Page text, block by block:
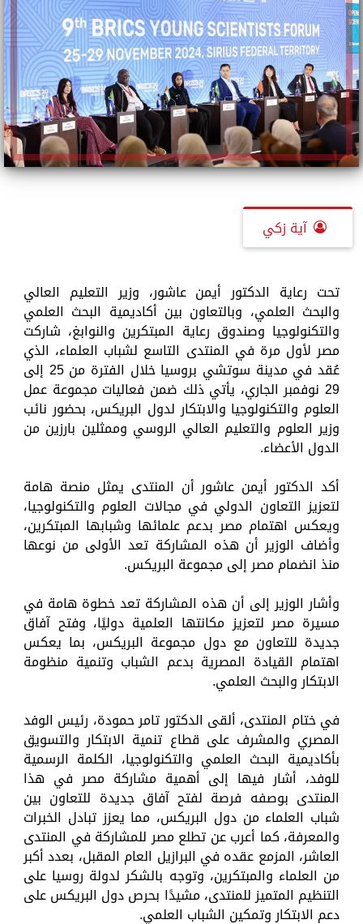
آية زكي
تحت رعاية الدكتور أيمن عاشور، وزير التعليم العالي
والبحث العلمي، وبالتعاون بين أكاديمية البحث العلمي
والتكنولوجيا وصندوق رعاية المبتكرين والنوابغ، شاركت
مصر لأول مرة في المنتدى التاسع لشباب العلماء، الذي
عُقد في مدينة سوتشي بروسيا خلال الفترة من 25 إلى
29 نوفمبر الجاري، يأتي ذلك ضمن فعاليات مجموعة عمل
العلوم والتكنولوجيا والابتكار لدول البريكس، بحضور نائب
وزير العلوم والتعليم العالي الروسي وممثلين بارزين من
الدول الأعضاء.
أكد الدكتور أيمن عاشور أن المنتدى يمثل منصة هامة
لتعزيز التعاون الدولي في مجالات العلوم والتكنولوجيا،
ويعكس اهتمام مصر بدعم علمائها وشبابها المبتكرين،
وأضاف الوزير أن هذه المشاركة تعد الأولى من نوعها
منذ انضمام مصر إلى مجموعة البريكس.
وأشار الوزير إلى أن هذه المشاركة تعد خطوة هامة في
مسيرة مصر لتعزيز مكانتها العلمية دوليًا، وفتح آفاق
جديدة للتعاون مع دول مجموعة البريكس، بما يعكس
اهتمام القيادة المصرية بدعم الشباب وتنمية منظومة
الابتكار والبحث العلمي.
في ختام المنتدى، ألقى الدكتور تامر حمودة، رئيس الوفد
المصري والمشرف على قطاع تنمية الابتكار والتسويق
بأكاديمية البحث العلمي والتكنولوجيا، الكلمة الرسمية
للوفد، أشار فيها إلى أهمية مشاركة مصر في هذا
المنتدى بوصفه فرصة لفتح آفاق جديدة للتعاون بين
شباب العلماء من دول البريكس، مما يعزز تبادل الخبرات
والمعرفة، كما أعرب عن تطلع مصر للمشاركة في المنتدى
العاشر، المزمع عقده في البرازيل العام المقبل، بعدد أكبر
من العلماء والمبتكرين، وتوجه بالشكر لدولة روسيا على
التنظيم المتميز للمنتدى، مشيدًا بحرص دول البريكس على
دعم الابتكار وتمكين الشباب العلمي.